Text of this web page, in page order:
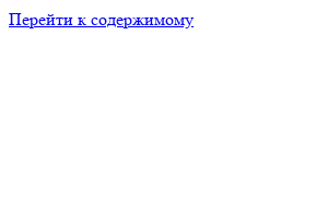
Перейти к содержимому